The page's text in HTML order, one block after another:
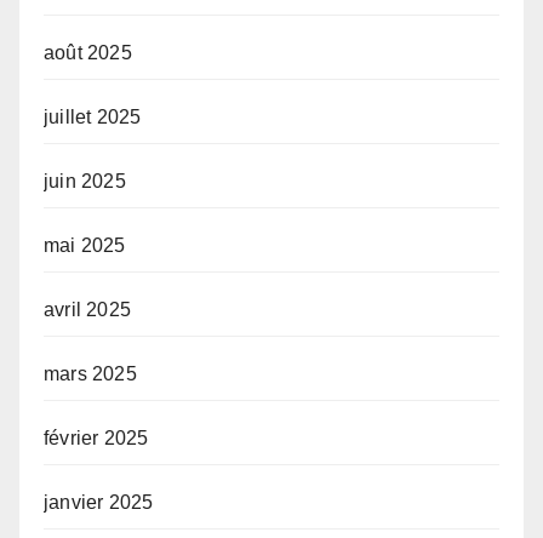
août 2025
juillet 2025
juin 2025
mai 2025
avril 2025
mars 2025
février 2025
janvier 2025